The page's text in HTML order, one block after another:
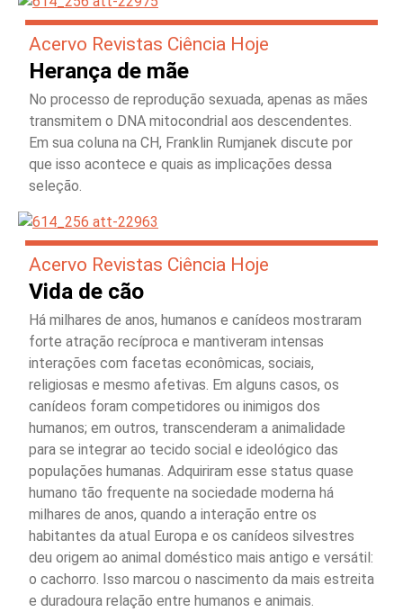
Acervo Revistas Ciência Hoje
Herança de mãe
No processo de reprodução sexuada, apenas as mães
transmitem o DNA mitocondrial aos descendentes.
Em sua coluna na CH, Franklin Rumjanek discute por
que isso acontece e quais as implicações dessa
seleção.
Acervo Revistas Ciência Hoje
Vida de cão
Há milhares de anos, humanos e canídeos mostraram
forte atração recíproca e mantiveram intensas
interações com facetas econômicas, sociais,
religiosas e mesmo afetivas. Em alguns casos, os
canídeos foram competidores ou inimigos dos
humanos; em outros, transcenderam a animalidade
para se integrar ao tecido social e ideológico das
populações humanas. Adquiriram esse status quase
humano tão frequente na sociedade moderna há
milhares de anos, quando a interação entre os
habitantes da atual Europa e os canídeos silvestres
deu origem ao animal doméstico mais antigo e versátil:
o cachorro. Isso marcou o nascimento da mais estreita
e duradoura relação entre humanos e animais.